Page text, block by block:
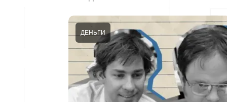
ДЕНЬГИ